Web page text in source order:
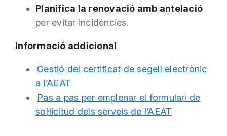
Planifica la renovació amb antelació
per evitar incidències.
Informació addicional
Gestió del certificat de segell electrònic
a l’AEAT
Pas a pas per emplenar el formulari de
sol·licitud dels serveis de l’AEAT